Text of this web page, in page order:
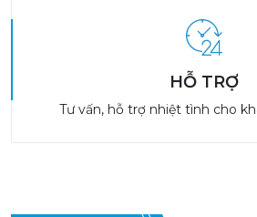
HỖ TRỢ
Tư vấn, hỗ trợ nhiệt tình cho